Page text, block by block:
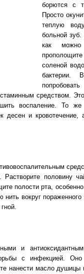
борются с
Просто
теплую
больной
как
соленой
бактерии.
средством.
воспаление. То
и кровотечение,
половину
полости рта,
вокруг пораженного
и
с инфекцией. Оно
нанести масло душицы